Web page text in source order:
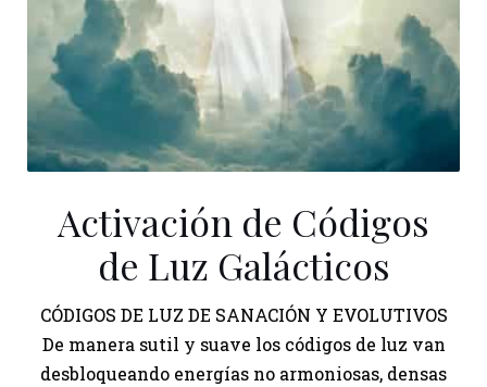
Activación de Códigos
de Luz Galácticos
CÓDIGOS DE LUZ DE SANACIÓN Y EVOLUTIVOS
De manera sutil y suave los códigos de luz van
desbloqueando energías no armoniosas, densas